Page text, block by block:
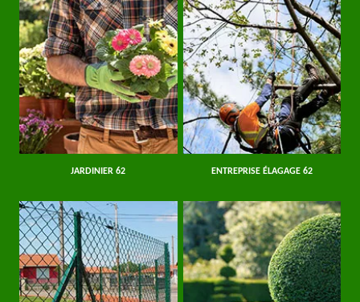
JARDINIER 62 ENTREPRISE ÉLAGAGE 62